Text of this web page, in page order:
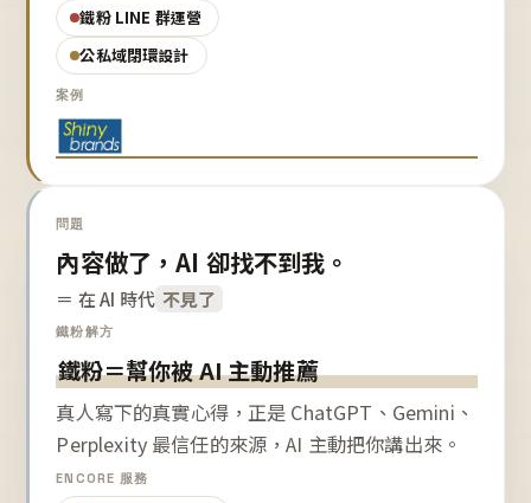
鐵粉 LINE 群運營
公私域閉環設計
案例
問題
內容做了，AI 卻找不到我。
＝ 在 AI 時代 不見了
鐵粉解方
鐵粉＝幫你被 AI 主動推薦
真人寫下的真實心得，正是 ChatGPT、Gemini、
Perplexity 最信任的來源，AI 主動把你講出來。
ENCORE 服務